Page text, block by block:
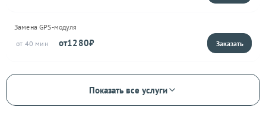
Замена GPS-модуля
40
1280
Показать все услуги